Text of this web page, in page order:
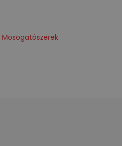
Mosogatószerek